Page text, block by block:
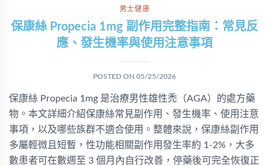
男士健康
保康絲 Propecia 1mg 副作用完整指南：常見反
應、發生機率與使用注意事項
POSTED ON 05/25/2026
保康絲 Propecia 1mg 是治療男性雄性禿（AGA）的處方藥
物。本文詳細介紹保康絲常見副作用、發生機率、使用注意
事項，以及哪些族群不適合使用。整體來說，保康絲副作用
多屬輕微且短暫，性功能相關副作用發生率約 1-2%，大多
數患者可在數週至 3 個月內自行改善，停藥後可完全恢復正